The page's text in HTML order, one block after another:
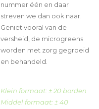
nummer één en daar
streven we dan ook naar.
Geniet vooral van de
versheid, de microgreens
worden met zorg gegroeid
en behandeld.
Klein formaat: ± 20 borden
Middel formaat: ± 40